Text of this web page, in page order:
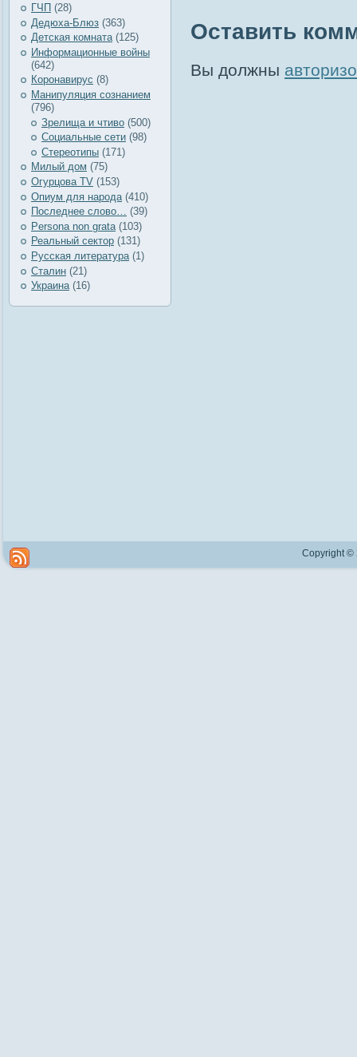
ГЧП (28)
Дедюха-Блюз (363)
Детская комната(125)
Информационные войны
(642)
Коронавирус (8)
Манипуляция сознанием
(796)
Зрелища и чтиво (500)
Социальные сети (98)
Стереотипы (171)
Милый дом (75)
Огурцова TV (153)
Опиум для народа (410)
Последнее слово… (39)
Рersona non grata (103)
Реальный сектор (131)
Русская литература (1)
Сталин (21)
Украина(16)
Оставить
Вы должны
Copyright